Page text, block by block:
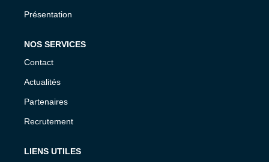
Présentation
NOS SERVICES
Contact
Actualités
Partenaires
Recrutement
LIENS UTILES